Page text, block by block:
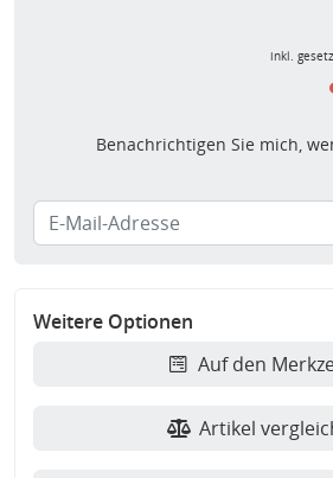
inkl.
Benachrichtigen Sie mich,
Weitere Optionen
Auf den
Artikel